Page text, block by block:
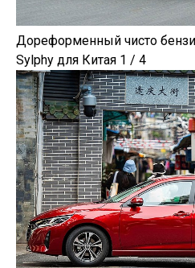
Дореформенный чисто
Sylphy для Китая 1 / 4